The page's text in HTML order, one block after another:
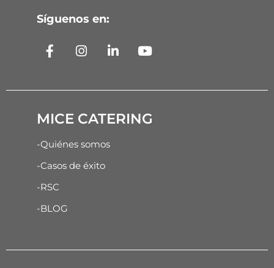
Síguenos en:
MICE CATERING
-Quiénes somos
-Casos de éxito
-RSC
-BLOG